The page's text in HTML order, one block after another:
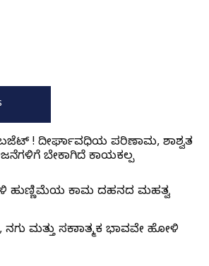
ಬಜೆಟ್ ! ದೀರ್ಘಾವಧಿಯ ಪರಿಣಾಮ, ಶಾಶ್ವತ
ಬೇಕಾಗಿದೆ ಕಾಯಕಲ್ಪ
ಹುಣ್ಣಿಮೆಯ ಕಾಮ ದಹನದ ಮಹತ್ವ
ನಗು ಮತ್ತು ಸಕಾರಾತ್ಮಕ ಭಾವವೇ ಹೋಳಿ